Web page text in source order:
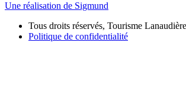
Une réalisation de Sigmund
Tous droits réservés, Tourisme Lanaudière
Politique de confidentialité